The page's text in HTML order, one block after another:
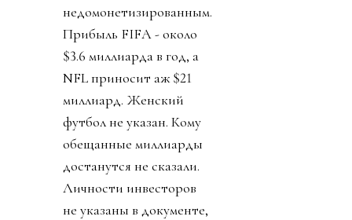
недомонетизированным.
Прибыль FIFA - около
$3.6 миллиарда в год, а
NFL приносит аж $21
миллиард. Женский
футбол не указан. Кому
обещанные миллиарды
достанутся не сказали.
Личности инвесторов
не указаны в документе,